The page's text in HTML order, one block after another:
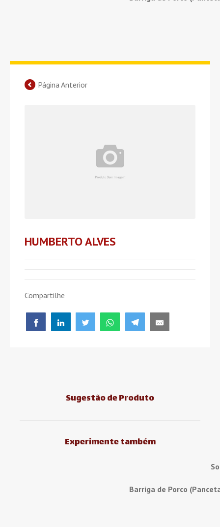
Página Anterior
HUMBERTO ALVES
Compartilhe
Sugestão de Produto
Experimente também
Barriga de Porco